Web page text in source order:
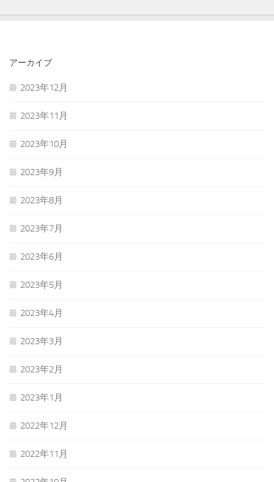
アーカイブ
2023年12月
2023年11月
2023年10月
2023年9月
2023年8月
2023年7月
2023年6月
2023年5月
2023年4月
2023年3月
2023年2月
2023年1月
2022年12月
2022年11月